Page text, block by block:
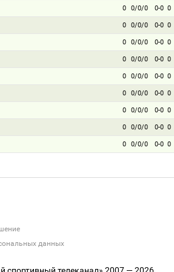
0 0/0/0 0-0 0
0 0/0/0 0-0 0
0 0/0/0 0-0 0
0 0/0/0 0-0 0
0 0/0/0 0-0 0
0 0/0/0 0-0 0
0 0/0/0 0-0 0
0 0/0/0 0-0 0
0 0/0/0 0-0 0
данных